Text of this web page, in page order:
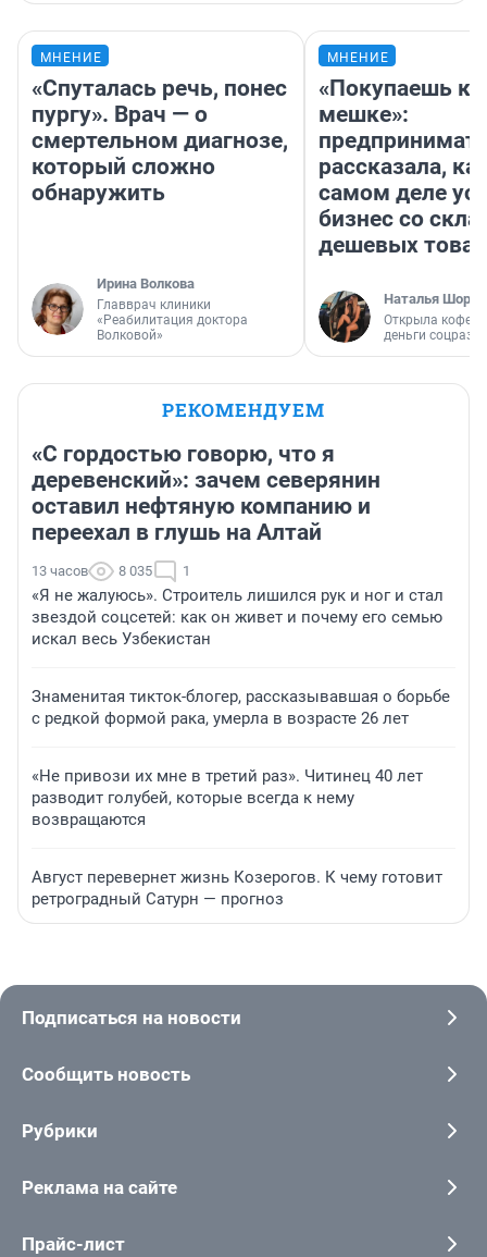
МНЕНИЕ
«Спуталась речь, понес
пургу». Врач — о
смертельном диагнозе,
который сложно
обнаружить
Ирина Волкова
Главврач клиники
«Реабилитация доктора
Волковой»
МНЕНИЕ
«Покупаешь
мешке»:
рассказала,
самом деле
бизнес со
дешевых
Наталья
Открыла
деньги
РЕКОМЕНДУЕМ
«С гордостью говорю, что я
деревенский»: зачем северянин
оставил нефтяную компанию и
переехал в глушь на Алтай
13 часов 8 035 1
«Я не жалуюсь». Строитель лишился рук и ног и стал
звездой соцсетей: как он живет и почему его семью
искал весь Узбекистан
Знаменитая тикток-блогер, рассказывавшая о борьбе
с редкой формой рака, умерла в возрасте 26 лет
«Не привози их мне в третий раз». Читинец 40 лет
разводит голубей, которые всегда к нему
возвращаются
Август перевернет жизнь Козерогов. К чему готовит
ретроградный Сатурн — прогноз
Подписаться на новости
Сообщить новость
Рубрики
Реклама на сайте
Прайс-лист